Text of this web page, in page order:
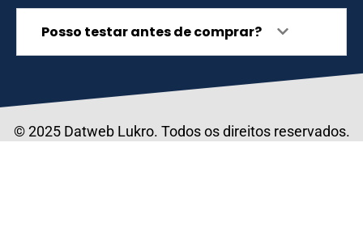
Posso testar antes de comprar?
© 2025 Datweb Lukro. Todos os direitos reservados.